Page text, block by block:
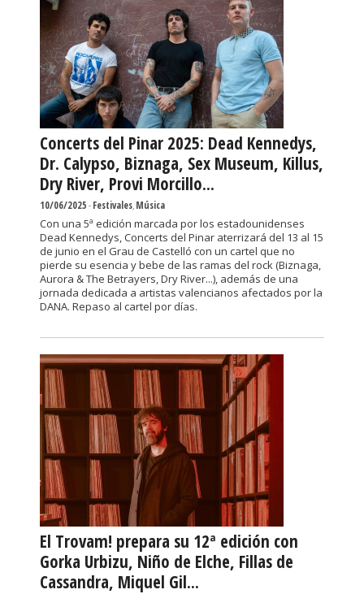
Concerts del Pinar 2025: Dead Kennedys,
Dr. Calypso, Biznaga, Sex Museum, Killus,
Dry River, Provi Morcillo...
10/06/2025-Festivales,Música
Con una 5ª edición marcada por los estadounidenses
Dead Kennedys, Concerts del Pinar aterrizará del 13 al 15
de junio en el Grau de Castelló con un cartel que no
pierde su esencia y bebe de las ramas del rock (Biznaga,
Aurora & The Betrayers, Dry River...), además de una
jornada dedicada a artistas valencianos afectados por la
DANA. Repaso al cartel por días.
El Trovam! prepara su 12ª edición con
Gorka Urbizu, Niño de Elche, Fillas de
Cassandra, Miquel Gil...